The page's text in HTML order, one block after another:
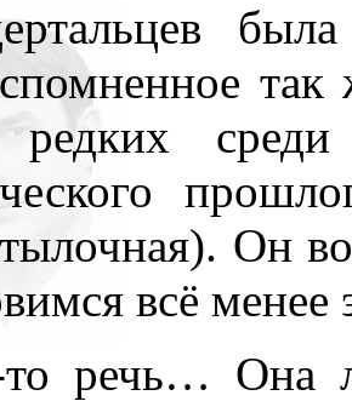
так
редких
Он
всё
речь… Она